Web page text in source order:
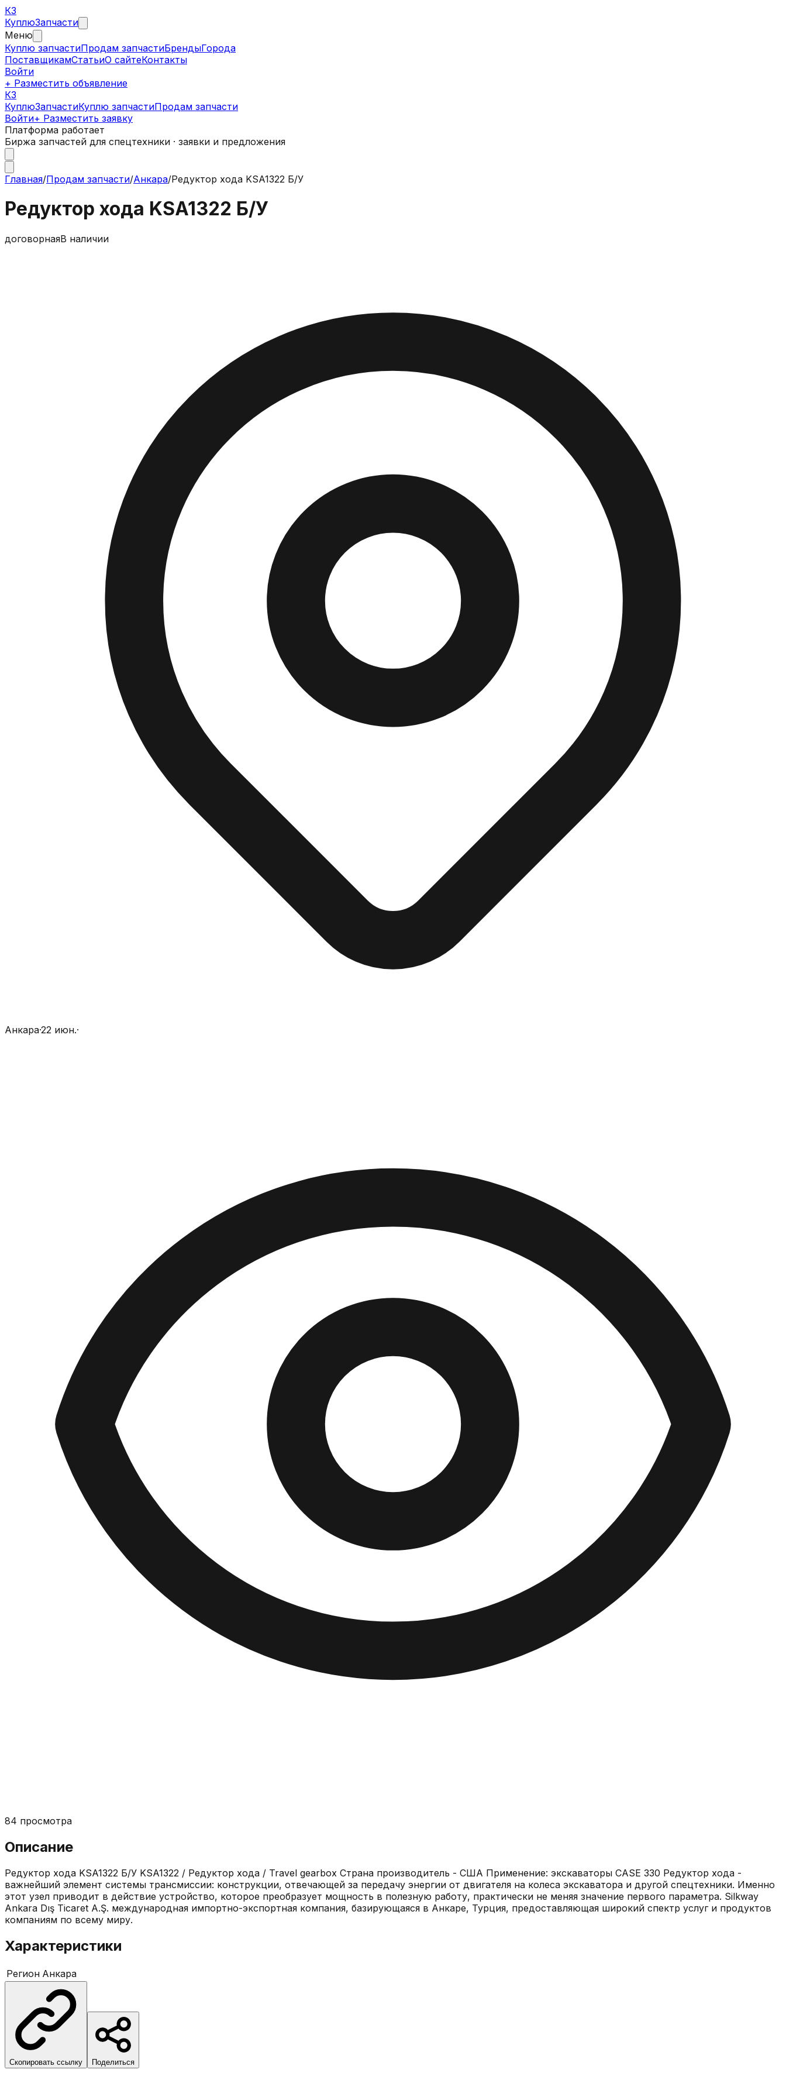
КЗ
КуплюЗапчасти
Меню
Куплю запчастиПродам запчастиБрендыГорода
ПоставщикамСтатьиО сайтеКонтакты
Войти
+ Разместить объявление
КЗ
КуплюЗапчастиКуплю запчастиПродам запчасти
Войти+ Разместить заявку
Платформа работает
Биржа запчастей для спецтехники · заявки и предложения
Главная/Продам запчасти/Анкара/Редуктор хода KSA1322 Б/У
Редуктор хода KSA1322 Б/У
договорнаяВ наличии
Анкара·22 июн.·
84 просмотра
Описание
Редуктор хода KSA1322 Б/У KSA1322 / Редуктор хода / Travel gearbox Страна производитель - США Применение: экскаваторы CASE 330 Редуктор хода -
важнейший элемент системы трансмиссии: конструкции, отвечающей за передачу энергии от двигателя на колеса экскаватора и другой спецтехники. Именно
этот узел приводит в действие устройство, которое преобразует мощность в полезную работу, практически не меняя значение первого параметра. Silkway
Ankara Dış Ticaret A.Ş. международная импортно-экспортная компания, базирующаяся в Анкаре, Турция, предоставляющая широкий спектр услуг и продуктов
компаниям по всему миру.
Характеристики
Регион Анкара
Скопировать ссылку Поделиться